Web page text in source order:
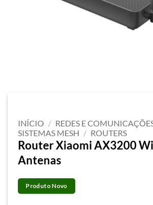
INÍCIO / REDES E
SISTEMAS MESH / ROUTERS
Router Xiaomi AX3200
Antenas
Produto Novo